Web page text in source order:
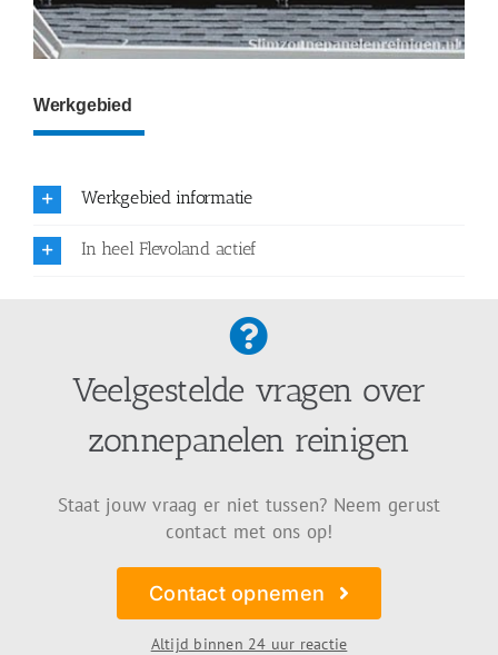
Werkgebied
Werkgebied informatie
In heel Flevoland actief
Veelgestelde vragen over
zonnepanelen reinigen
Staat jouw vraag er niet tussen? Neem gerust
contact met ons op!
Contact opnemen
Altijd binnen 24 uur reactie